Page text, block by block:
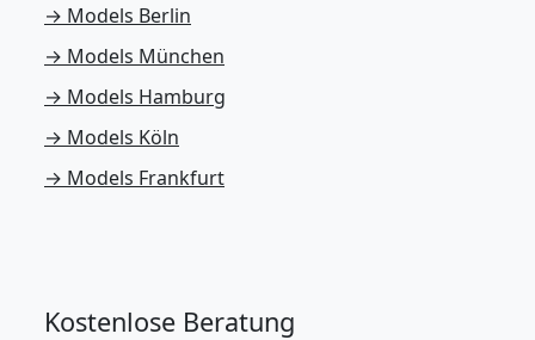
→ Models Berlin
→ Models München
→ Models Hamburg
→ Models Köln
→ Models Frankfurt
Kostenlose Beratung